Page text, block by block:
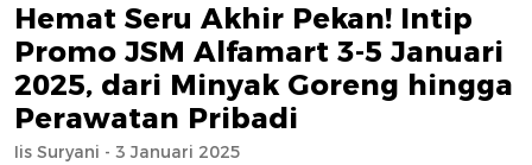
Hemat Seru Akhir Pekan! Intip
Promo JSM Alfamart 3-5 Januari
2025, dari Minyak Goreng hingga
Perawatan Pribadi
Iis Suryani - 3 Januari 2025